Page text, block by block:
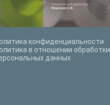
конфиденциальности
в отношении обработки
данных